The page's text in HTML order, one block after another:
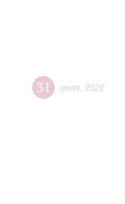
31 июля 2026